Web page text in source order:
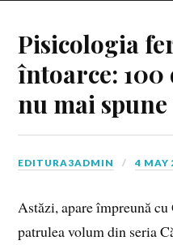
Pisicologia
întoarce: 100
nu mai spune
EDITURA3ADMIN 4 MAY
Astăzi, apare împreună
patrulea volum din seria